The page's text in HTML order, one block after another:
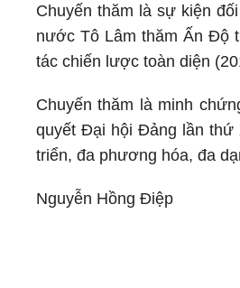
Chuyến thăm là sự kiện
nước Tô Lâm thăm Ấn Độ
tác chiến lược toàn diện
Chuyến thăm là minh
quyết Đại hội Đảng lần
triển, đa phương hóa, đa
Nguyễn Hồng Điệp